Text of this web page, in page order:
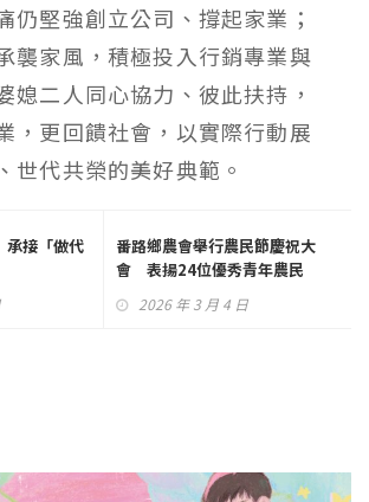
仍堅強創立公司、撐起家業；
襲家風，積極投入行銷專業與
媳二人同心協力、彼此扶持，
，更回饋社會，以實際行動展
世代共榮的美好典範。
接「做代
番路鄉農會舉行農民節慶祝大
會 表揚24位優秀青年農民
2026 年 3 月 4 日